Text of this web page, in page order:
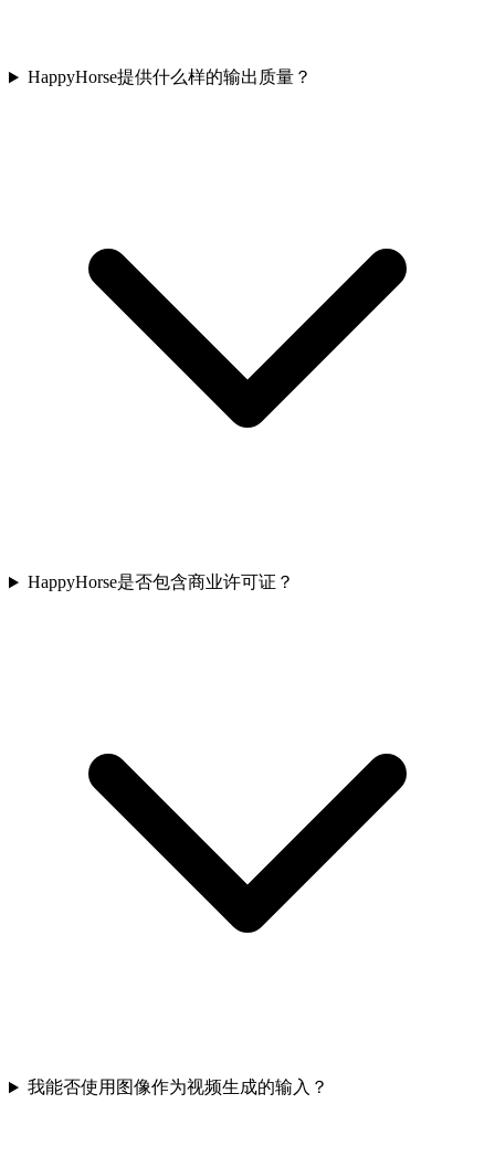
HappyHorse提供什么样的输出质量？
HappyHorse是否包含商业许可证？
我能否使用图像作为视频生成的输入？